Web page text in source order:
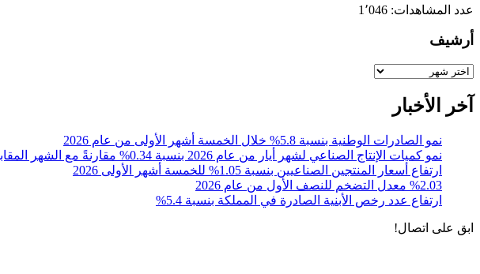
عدد المشاهدات: 1٬046
أرشيف
أرشيف
آخر الأخبار
نمو الصادرات الوطنية بنسبة 5.8% خلال الخمسة أشهر الأولى من عام 2026
نمو كميات الإنتاج الصناعي لشهر أيار من عام 2026 بنسبة 0.34% مقارنةً مع الشهر المقابل من عام 2025
ارتفاع أسعار المنتجين الصناعيين بنسبة 1.05% للخمسة أشهر الأولى 2026
%2.03 معدل التضخم للنصف الأول من عام 2026
ارتفاع عدد رخص الأبنية الصادرة في المملكة بنسبة 5.4%
ابق على اتصال!